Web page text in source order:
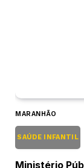
MARANHÃO
SAÚDE INFANTIL
Ministério